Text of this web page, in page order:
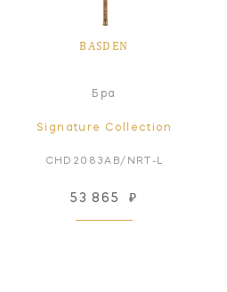
BASDEN
Бра
Signature Collection
CHD2083AB/NRT-L
53 865 ₽